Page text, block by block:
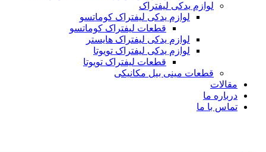
لوازم یدکی لیفتراک
لوازم یدکی لیفتراک کوماتسو
قطعات لیفتراک کوماتسو
لوازم یدکی لیفتراک هایستر
لوازم یدکی لیفتراک تویوتا
قطعات لیفتراک تویوتا
قطعات مینی بیل مکانیکی
ما
با ما